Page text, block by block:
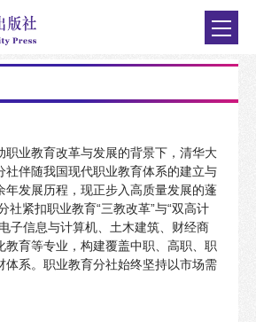
职业教育改革与发展的背景下，清华大
社伴随我国现代职业教育体系的建立与
年发展历程，现正步入高质量发展的蓬
社紧扣职业教育“三教改革”与“双高计
子信息与计算机、土木建筑、财经商
教育等专业，构建覆盖中职、高职、职
体系。职业教育分社始终坚持以市场需